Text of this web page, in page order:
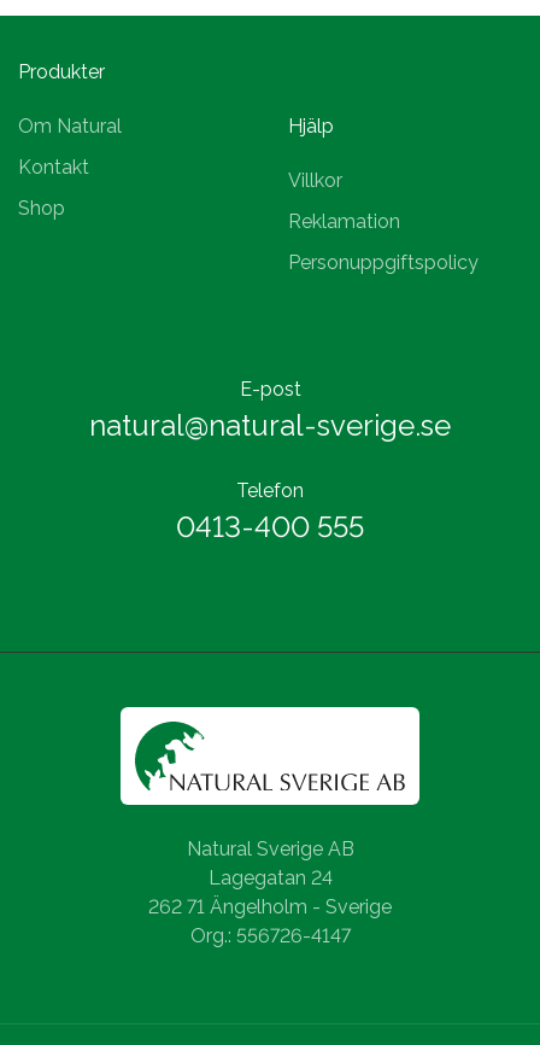
Produkter
Om Natural
Kontakt
Shop
Hjälp
Villkor
Reklamation
Personuppgiftspolicy
E-post
natural@natural-sverige.se
Telefon
0413-400 555
Natural Sverige AB
Lagegatan 24
262 71 Ängelholm - Sverige
Org.: 556726-4147